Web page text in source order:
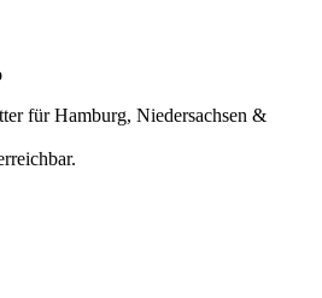
für Hamburg, Niedersachsen &